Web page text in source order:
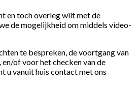
en toch overleg wilt met de
de mogelijkheid om middels video-
te bespreken, de voortgang van
of voor het checken van de
u vanuit huis contact met ons